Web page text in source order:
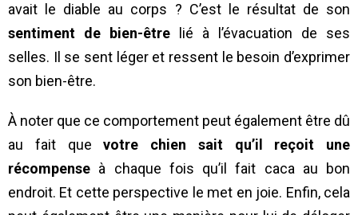
avait le diable au corps ? C’est le résultat de son
sentiment de bien-être lié à l’évacuation de ses
selles. Il se sent léger et ressent le besoin d’exprimer
son bien-être.
À noter que ce comportement peut également être dû
au fait quevotre chien sait qu’il reçoit une
récompense à chaque fois qu’il fait caca au bon
endroit. Et cette perspective le met en joie. Enfin, cela